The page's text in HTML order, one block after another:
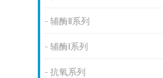
辅酶Ⅱ系列
辅酶Ⅰ系列
抗氧系列